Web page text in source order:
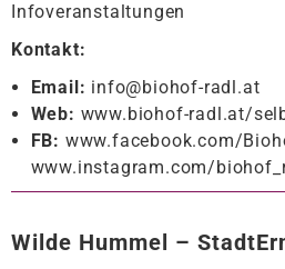
Infoveranstaltungen
Kontakt:
Email: info@biohof-radl.at
Web: www.biohof-radl.at/
FB: www.facebook.com/
www.instagram.com/
Wilde Hummel –